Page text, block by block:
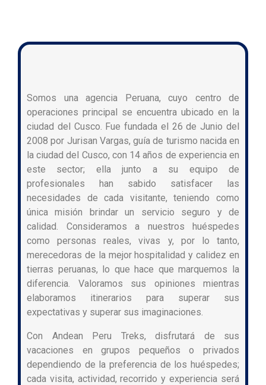
Somos una agencia Peruana, cuyo centro de
operaciones principal se encuentra ubicado en la
ciudad del Cusco. Fue fundada el 26 de Junio del
2008 por Jurisan Vargas, guía de turismo nacida en
la ciudad del Cusco, con 14 años de experiencia en
este sector; ella junto a su equipo de
profesionales han sabido satisfacer las
necesidades de cada visitante, teniendo como
única misión brindar un servicio seguro y de
calidad. Consideramos a nuestros huéspedes
como personas reales, vivas y, por lo tanto,
merecedoras de la mejor hospitalidad y calidez en
tierras peruanas, lo que hace que marquemos la
diferencia. Valoramos sus opiniones mientras
elaboramos itinerarios para superar sus
expectativas y superar sus imaginaciones.
Con Andean Peru Treks, disfrutará de sus
vacaciones en grupos pequeños o privados
dependiendo de la preferencia de los huéspedes;
cada visita, actividad, recorrido y experiencia será